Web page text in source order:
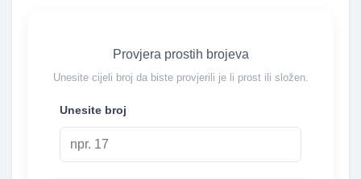
Provjera prostih brojeva
Unesite cijeli broj da biste provjerili je li prost ili složen.
Unesite broj